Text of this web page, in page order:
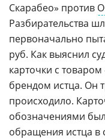
Скарабео» против
Разбирательства
первоначально
руб. Как выяснил
карточки с
брендом истца. Он
происходило.
обозначениями
обращения истца в